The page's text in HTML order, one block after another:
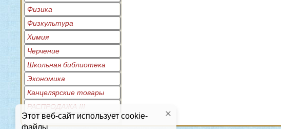
Этот веб-сайт использует cookie-
файлы.
Физика
Физкультура
Химия
Черчение
Школьная библиотека
Экономика
Канцелярские товары
РАСПРОДАЖА !!!